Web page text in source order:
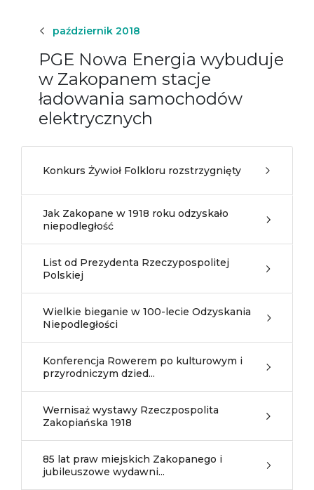
październik 2018
PGE Nowa Energia wybuduje
w Zakopanem stacje
ładowania samochodów
elektrycznych
Konkurs Żywioł Folkloru rozstrzygnięty
Jak Zakopane w 1918 roku odzyskało
niepodległość
List od Prezydenta Rzeczypospolitej
Polskiej
Wielkie bieganie w 100-lecie Odzyskania
Niepodległości
Konferencja Rowerem po kulturowym i
przyrodniczym dzied...
Wernisaż wystawy Rzeczpospolita
Zakopiańska 1918
85 lat praw miejskich Zakopanego i
jubileuszowe wydawni...